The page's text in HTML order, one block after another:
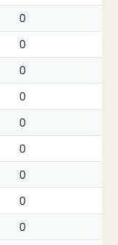
0
0
0
0
0
0
0
0
0